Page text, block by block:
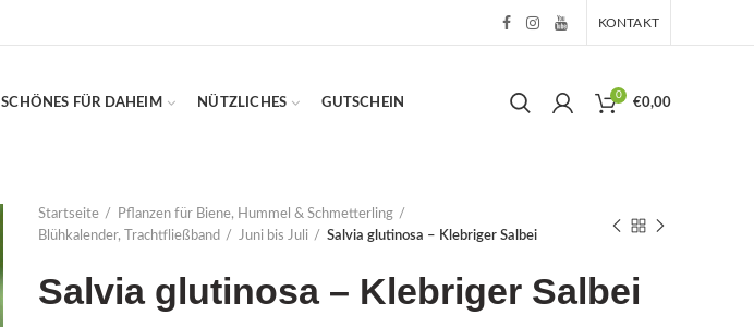
KONTAKT
SCHÖNES FÜR DAHEIM NÜTZLICHES GUTSCHEIN
0
€0,00
Startseite
Pflanzen für Biene, Hummel & Schmetterling
Blühkalender, Trachtfließband
Juni bis Juli Salvia glutinosa – Klebriger Salbei
Salvia glutinosa – Klebriger Salbei